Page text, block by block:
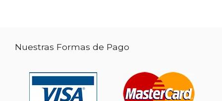
Nuestras Formas de Pago